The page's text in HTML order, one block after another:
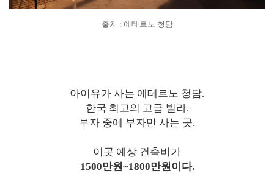
출처 : 에테르노 청담
아이유가 사는 에테르노 청담.
한국 최고의 고급 빌라.
부자 중에 부자만 사는 곳.
이곳 예상 건축비가
1500만원~1800만원이다.